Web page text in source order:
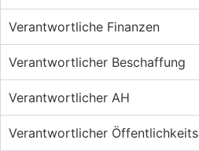
Verantwortliche Finanzen
Verantwortlicher Beschaffung
Verantwortlicher AH
Verantwortlicher